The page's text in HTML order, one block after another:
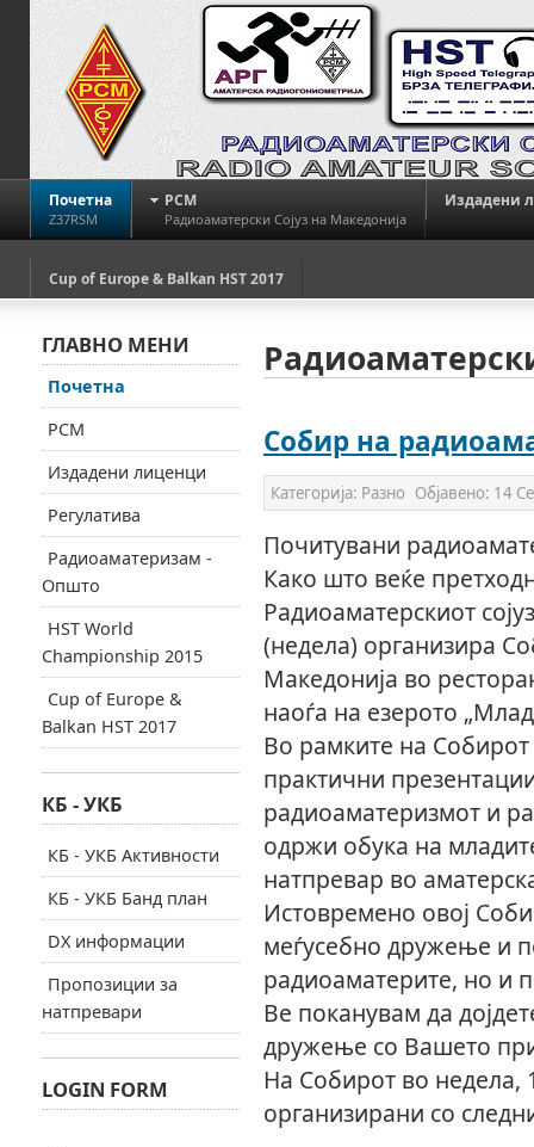
Почетна
Z37RSM
РСМ
Радиоаматерски Сојуз на Македонија
Издадени
Cup of Europe & Balkan HST 2017
Собир на
Категорија: Разно Објавено: 14
Почитувани
Како што веќе
Радиоаматерскиот
(недела) организира
Македонија во
наоѓа на езерото
Во рамките на Собирот
практични
радиоаматеризмот и
одржи обука на
натпревар во
Истовремено овој
меѓусебно дружење и
радиоаматерите, но и
Ве поканувам да
дружење со Вашето
На Собирот во недела,
организирани со
ГЛАВНО МЕНИ
Почетна
РСМ
Издадени лиценци
Регулатива
Радиоаматеризам -
Општо
HST World
Championship 2015
Cup of Europe &
Balkan HST 2017
КБ - УКБ
КБ - УКБ Активности
КБ - УКБ Банд план
DX информации
Пропозиции за
натпревари
LOGIN FORM